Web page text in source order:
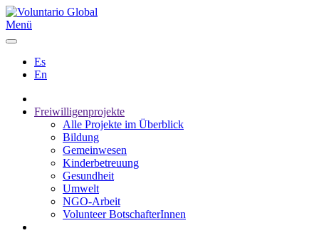
Menü
Es
En
Freiwilligenprojekte
Alle Projekte im Überblick
Bildung
Gemeinwesen
Kinderbetreuung
Gesundheit
Umwelt
NGO-Arbeit
Volunteer BotschafterInnen